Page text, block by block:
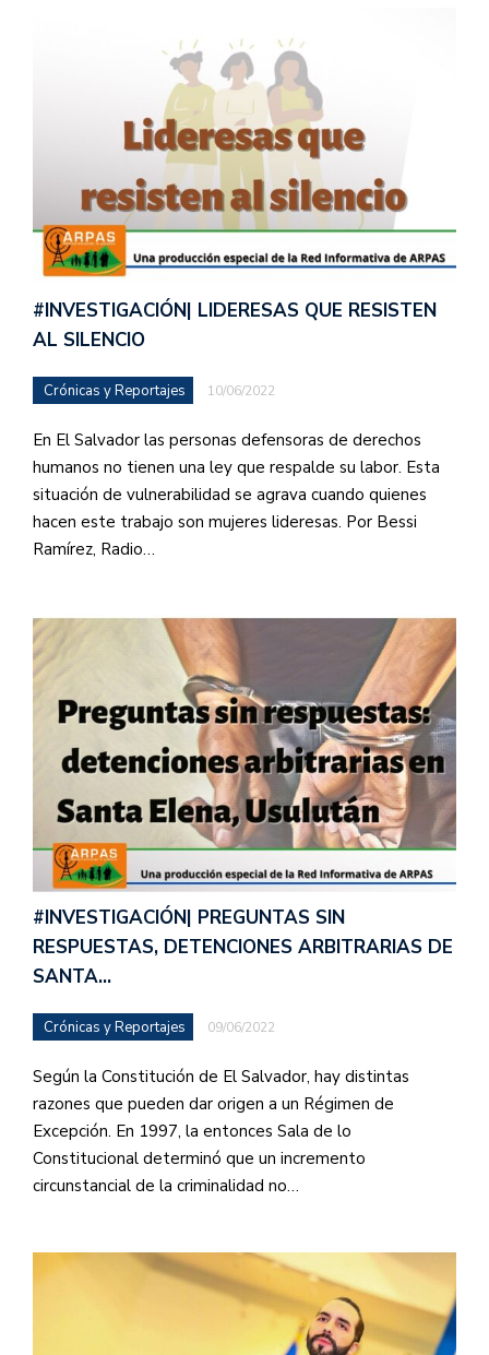
#INVESTIGACIÓN| LIDERESAS QUE RESISTEN
AL SILENCIO
Crónicas y Reportajes 10/06/2022
En El Salvador las personas defensoras de derechos
humanos no tienen una ley que respalde su labor. Esta
situación de vulnerabilidad se agrava cuando quienes
hacen este trabajo son mujeres lideresas. Por Bessi
Ramírez, Radio…
#INVESTIGACIÓN| PREGUNTAS SIN
RESPUESTAS, DETENCIONES ARBITRARIAS DE
SANTA…
Crónicas y Reportajes 09/06/2022
Según la Constitución de El Salvador, hay distintas
razones que pueden dar origen a un Régimen de
Excepción. En 1997, la entonces Sala de lo
Constitucional determinó que un incremento
circunstancial de la criminalidad no…